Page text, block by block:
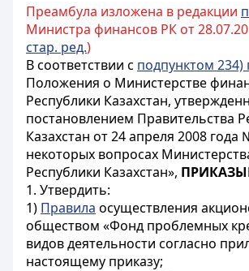
Преамбула изложена в редакции
Министра финансов РК от
стар. ред.)
В соответствии с подпунктом 234)
Положения о Министерстве
Республики Казахстан,
постановлением Правительства
Казахстан от 24 апреля 2008 года
некоторых вопросах
Республики Казахстан»,
1. Утвердить:
1) Правила осуществления
обществом «Фонд проблемных
видов деятельности согласно
настоящему приказу;